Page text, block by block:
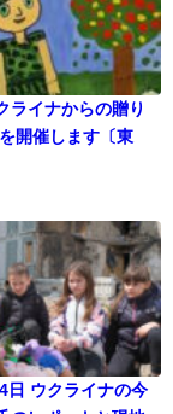
ライナからの贈り
開催します〔東
日 ウクライナの今